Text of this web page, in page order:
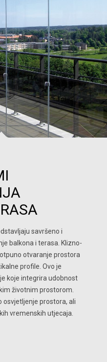
savršeno i
balkona i terasa. Klizno-
otvaranje prostora
profile. Ovo je
koje integrira udobnost
životnim prostorom.
prostora, ali
vremenskih utjecaja.